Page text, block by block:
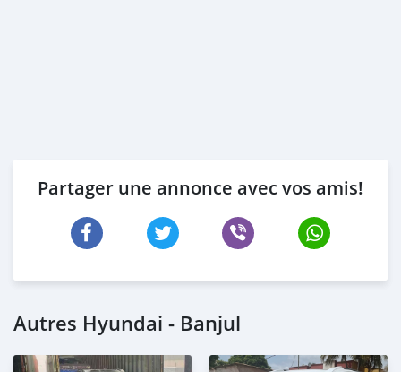
Partager une annonce avec vos amis!
Autres Hyundai - Banjul